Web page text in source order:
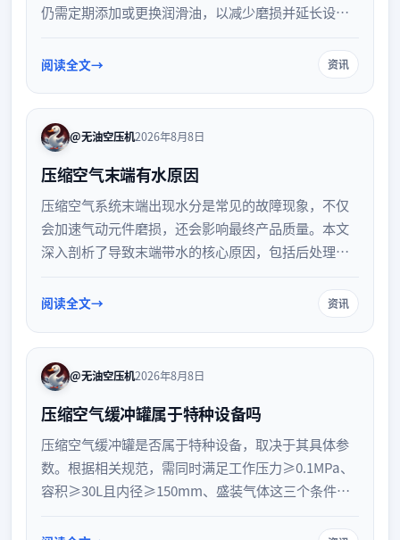
仍需定期添加或更换润滑油，以减少磨损并延长设备
维护设备，保障生产安全与气体质量。
阅读全文 资讯
@无油空压机2026年8月8日
压缩空气末端有水原因
压缩空气系统末端出现水分是常见的故障现象，不仅
会加速气动元件磨损，还会影响最终产品质量。本文
深入剖析了导致末端带水的核心原因，包括后处理设
量波动等，并提供针对性的排查思路，帮助企业保障
阅读全文 资讯
@无油空压机2026年8月8日
压缩空气缓冲罐属于特种设备吗
压缩空气缓冲罐是否属于特种设备，取决于其具体参
数。根据相关规范，需同时满足工作压力≥0.1MPa、
容积≥30L且内径≥150mm、盛装气体这三个条件。